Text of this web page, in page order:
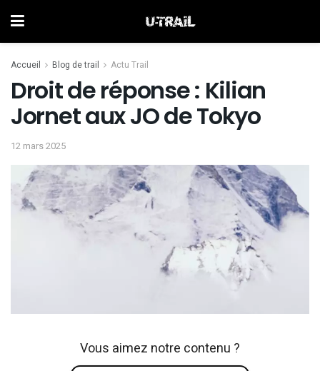
Accueil Blog de trail Actu Trail
Droit de réponse : Kilian
Jornet aux JO de Tokyo
12 mars 2025
Vous aimez notre contenu ?